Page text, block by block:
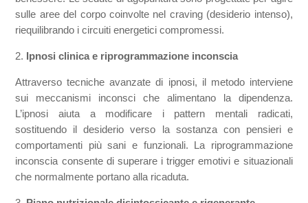
sulle aree del corpo coinvolte nel craving (desiderio intenso),
riequilibrando i circuiti energetici compromessi.
2. Ipnosi clinica e riprogrammazione inconscia
Attraverso tecniche avanzate di ipnosi, il metodo interviene
sui meccanismi inconsci che alimentano la dipendenza.
L’ipnosi aiuta a modificare i pattern mentali radicati,
sostituendo il desiderio verso la sostanza con pensieri e
comportamenti più sani e funzionali. La riprogrammazione
inconscia consente di superare i trigger emotivi e situazionali
che normalmente portano alla ricaduta.